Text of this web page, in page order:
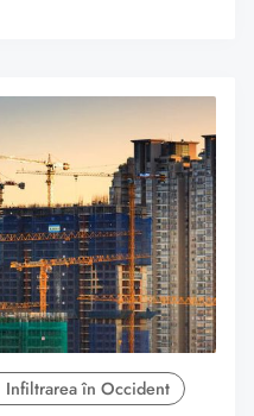
Infiltrarea în Occident